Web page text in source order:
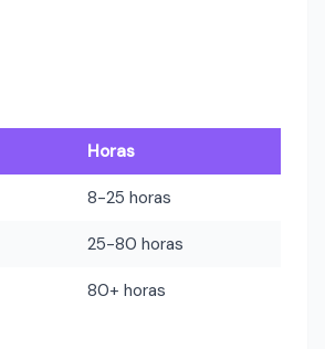
Horas
8-25 horas
25-80 horas
80+ horas